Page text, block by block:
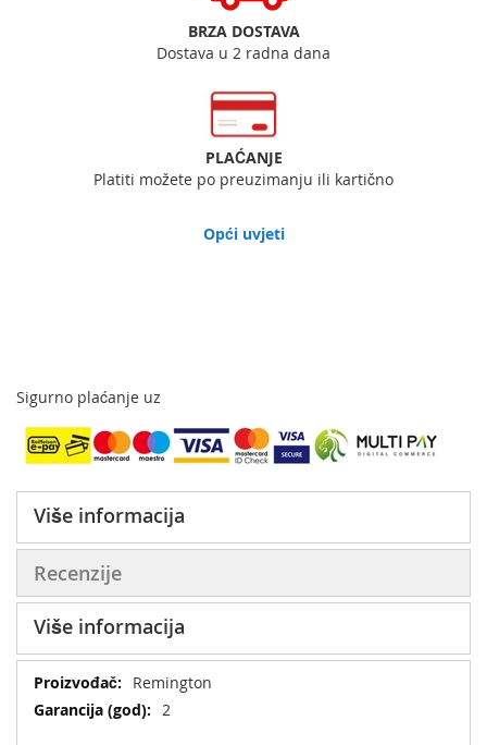
BRZA DOSTAVA
Dostava u 2 radna dana
PLAĆANJE
Platiti možete po preuzimanju ili kartično
Opći uvjeti
Sigurno plaćanje uz
Više informacija
Recenzije
Više informacija
Više
informacija
Remington
2